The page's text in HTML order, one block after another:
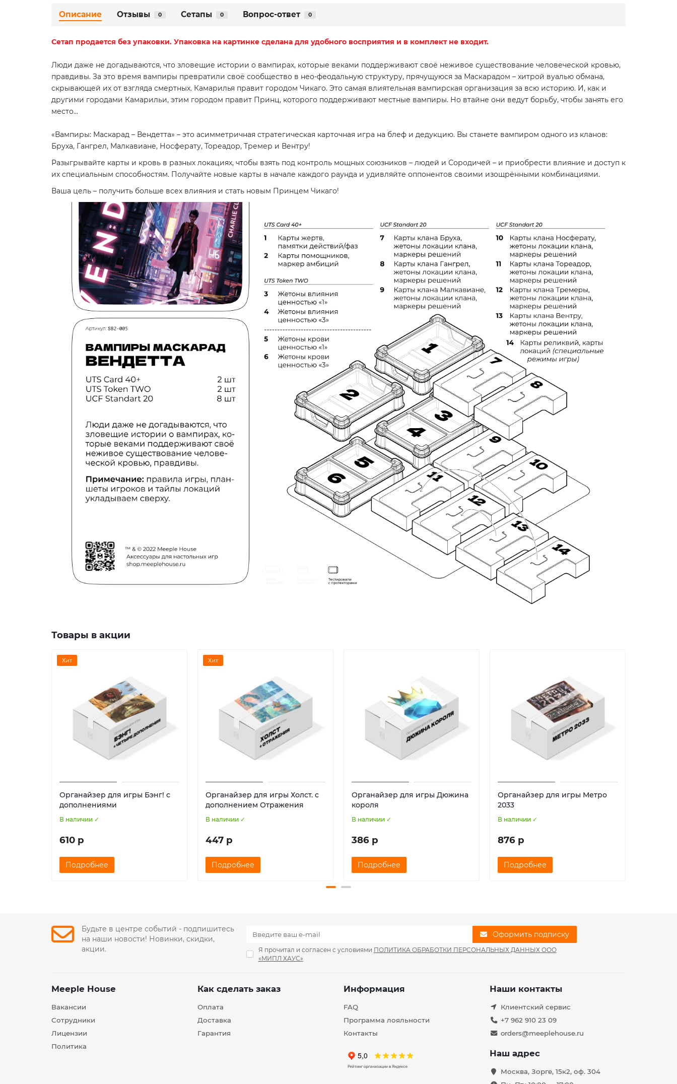
Описание Отзывы 0 Сетапы 0 Вопрос-ответ 0
Сетап продается без упаковки. Упаковка на картинке сделана для удобного восприятия и в комплект не входит.
Люди даже не догадываются, что зловещие истории о вампирах, которые веками поддерживают своё неживое существование человеческой кровью,
правдивы. За это время вампиры превратили своё сообщество в нео-феодальную структуру, прячущуюся за Маскарадом – хитрой вуалью обмана,
скрывающей их от взгляда смертных. Камарилья правит городом Чикаго. Это самая влиятельная вампирская организация за всю историю. И, как и
другими городами Камарильи, этим городом правит Принц, которого поддерживают местные вампиры. Но втайне они ведут борьбу, чтобы занять его
место...
«Вампиры: Маскарад – Вендетта» – это асимметричная стратегическая карточная игра на блеф и дедукцию. Вы станете вампиром одного из кланов:
Бруха, Гангрел, Малкавиане, Носферату, Тореадор, Тремер и Вентру!
Разыгрывайте карты и кровь в разных локациях, чтобы взять под контроль мощных союзников – людей и Сородичей – и приобрести влияние и доступ к
их специальным способностям. Получайте новые карты в начале каждого раунда и удивляйте оппонентов своими изощрёнными комбинациями.
Ваша цель – получить больше всех влияния и стать новым Принцем Чикаго!
Товары в акции
Хит
Органайзер для игры Бэнг! с
дополнениями
В наличии ✓
610 р
Подробнее
Хит
Органайзер для игры Холст. с
дополнением Отражения
В наличии ✓
447 р
Подробнее
Органайзер для игры Дюжина
короля
В наличии ✓
386 р
Подробнее
Органайзер для игры Метро
2033
В наличии ✓
876 р
Подробнее
Будьте в центре событий - подпишитесь
на наши новости! Новинки, скидки,
акции.
Оформить подписку
Я прочитал и согласен с условиями ПОЛИТИКА ОБРАБОТКИ ПЕРСОНАЛЬНЫХ ДАННЫХ ООО
«МИПЛ ХАУС»
Meeple House
Вакансии
Сотрудники
Лицензии
Политика
Как сделать заказ
Оплата
Доставка
Гарантия
Информация
FAQ
Программа лояльности
Контакты
Наши контакты
Клиентский сервис
+7 962 910 23 09
orders@meeplehouse.ru
Наш адрес
Москва, Зорге, 15к2, оф. 304